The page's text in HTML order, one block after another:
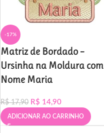
-17%
Matriz de Bordado –
Ursinha na Moldura com
Nome Maria
R$17,90 R$ 14,90
ADICIONAR AO CARRINHO